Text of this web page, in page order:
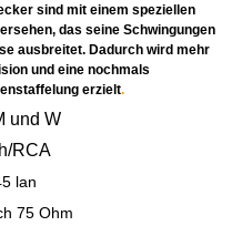
sind mit einem speziellen
das seine Schwingungen
ausbreitet. Dadurch wird mehr
und eine nochmals
erzielt.
und W
RCA
lan
75 Ohm